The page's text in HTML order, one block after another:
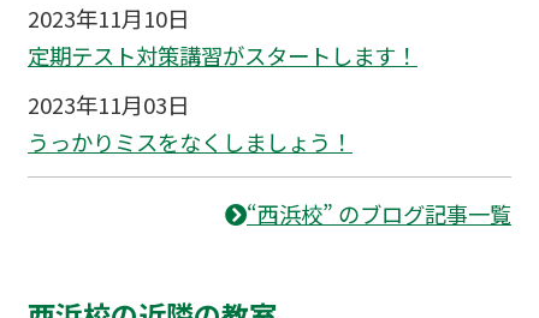
2023年11月10日
定期テスト対策講習がスタートします！
2023年11月03日
うっかりミスをなくしましょう！
“西浜校” のブログ記事一覧